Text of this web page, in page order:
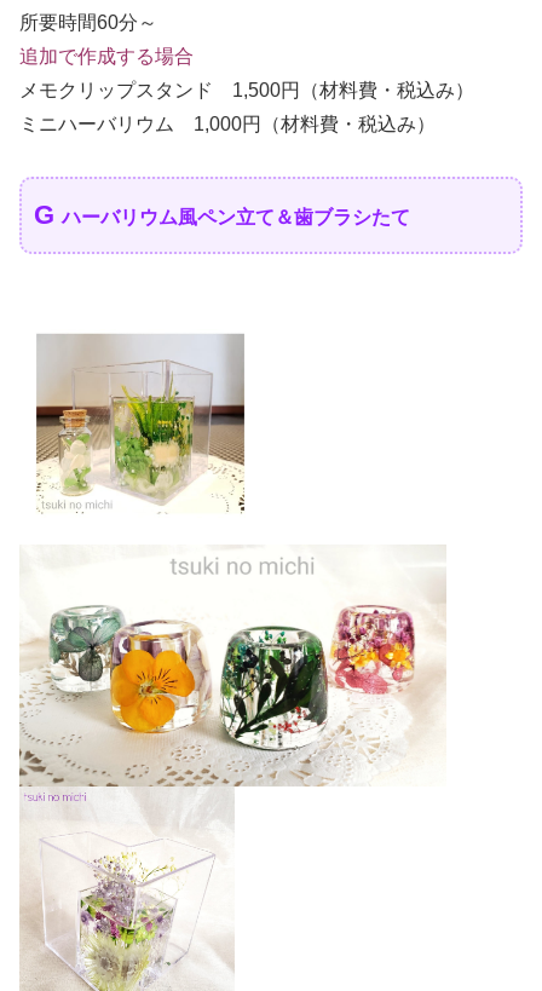
所要時間60分～
追加で作成する場合
メモクリップスタンド 1,500円（材料費・税込み）
ミニハーバリウム 1,000円（材料費・税込み）
Gハーバリウム風ペン立て＆歯ブラシたて